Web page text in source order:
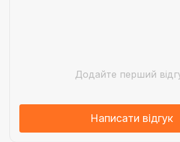
Додайте перший
Написати відгук